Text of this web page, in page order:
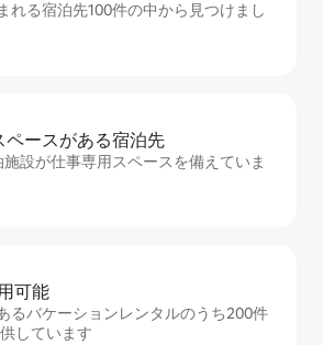
れる宿泊先100件の中から見つけまし
ペ⁠ー⁠スがあ⁠る宿⁠泊⁠先
設が仕事専用スペースを備えていま
可⁠能
るバケーションレンタルのうち200件
しています